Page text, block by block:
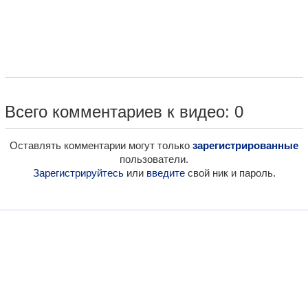
Всего комментариев к видео: 0
Оставлять комментарии могут только зарегистрированные
пользователи.
Зарегистрируйтесьили введитесвой ник и пароль.